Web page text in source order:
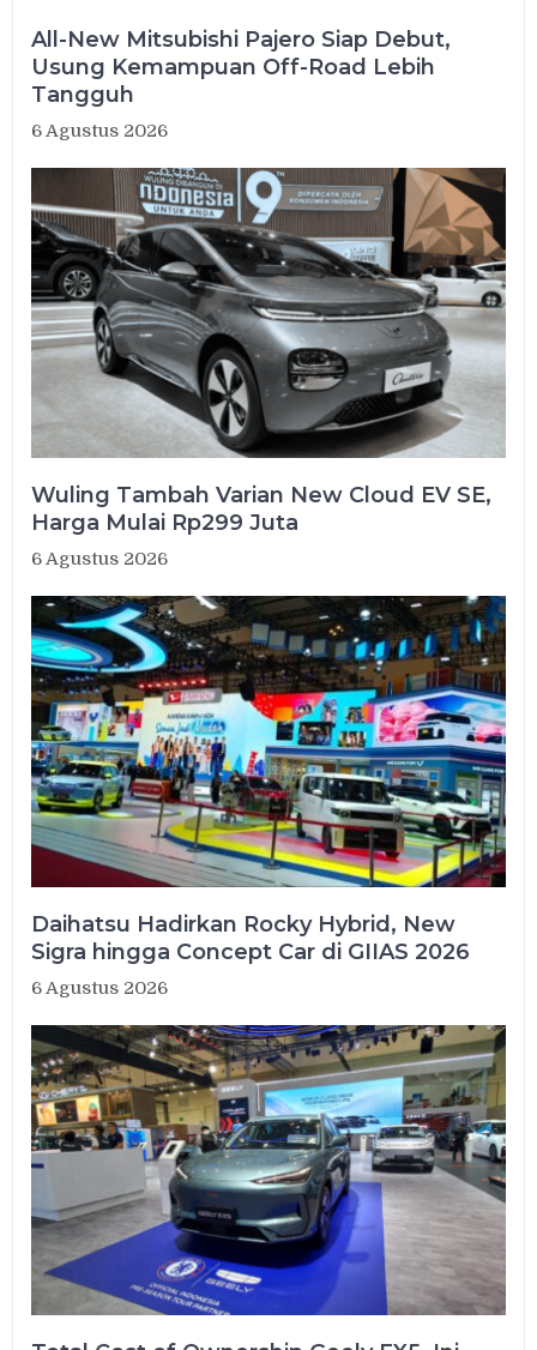
All-New Mitsubishi Pajero Siap Debut,
Usung Kemampuan Off-Road Lebih
Tangguh
6 Agustus 2026
Wuling Tambah Varian New Cloud EV SE,
Harga Mulai Rp299 Juta
6 Agustus 2026
Daihatsu Hadirkan Rocky Hybrid, New
Sigra hingga Concept Car di GIIAS 2026
6 Agustus 2026